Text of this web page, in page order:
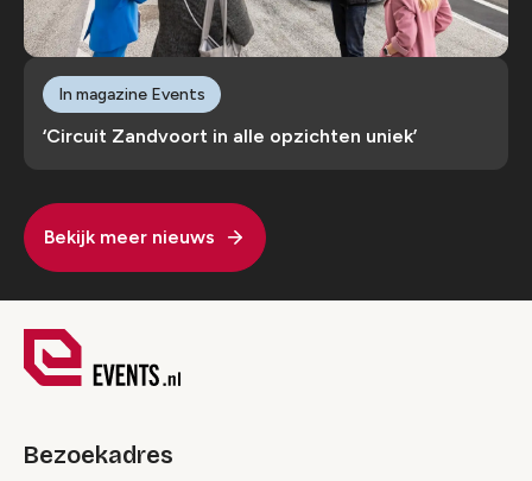
‘Circuit Zandvoort in alle opzichten uniek’
In magazine Events
Bekijk meer nieuws
Bezoekadres